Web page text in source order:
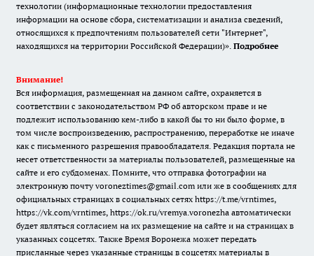
технологии (информационные технологии предоставления
информации на основе сбора, систематизации и анализа сведений,
относящихся к предпочтениям пользователей сети "Интернет",
находящихся на территории Российской Федерации)». Подробнее
Внимание!
Вся информация, размещенная на данном сайте, охраняется в
соответствии с законодательством РФ об авторском праве и не
подлежит использованию кем-либо в какой бы то ни было форме, в
том числе воспроизведению, распространению, переработке не иначе
как с письменного разрешения правообладателя. Редакция портала не
несет ответственности за материалы пользователей, размещенные на
сайте и его субдоменах. Помните, что отправка фотографии на
электронную почту voroneztimes@gmail.com или же в сообщениях для
официальных страницах в социальных сетях https://t.me/vrntimes,
https://vk.com/vrntimes, https://ok.ru/vremya.voronezha автоматически
будет являться согласием на их размещение на сайте и на страницах в
указанных соцсетях. Также Время Воронежа может передать
присланные через указанные страницы в соцсетях материалы в